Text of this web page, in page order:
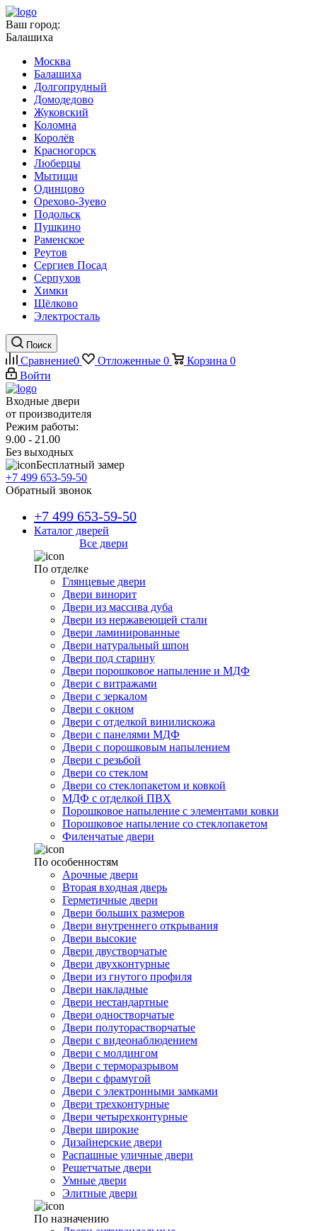
Ваш город:
Балашиха
Москва
Балашиха
Долгопрудный
Домодедово
Жуковский
Коломна
Королёв
Красногорск
Люберцы
Мытищи
Одинцово
Орехово-Зуево
Подольск
Пушкино
Раменское
Реутов
Сергиев Посад
Серпухов
Химки
Щёлково
Электросталь
Поиск
Сравнение0 Отложенные 0 Корзина 0
Войти
Входные двери
от производителя
Режим работы:
9.00 - 21.00
Без выходных
Бесплатный замер
+7 499 653-59-50
Обратный звонок
+7 499 653-59-50
Каталог дверей
Все двери
По отделке
Глянцевые двери
Двери винорит
Двери из массива дуба
Двери из нержавеющей стали
Двери ламинированные
Двери натуральный шпон
Двери под старину
Двери порошковое напыление и МДФ
Двери с витражами
Двери с зеркалом
Двери с окном
Двери с отделкой винилискожа
Двери с панелями МДФ
Двери с порошковым напылением
Двери с резьбой
Двери со стеклом
Двери со стеклопакетом и ковкой
МДФ с отделкой ПВХ
Порошковое напыление с элементами ковки
Порошковое напыление со стеклопакетом
Филенчатые двери
По особенностям
Арочные двери
Вторая входная дверь
Герметичные двери
Двери больших размеров
Двери внутреннего открывания
Двери высокие
Двери двустворчатые
Двери двухконтурные
Двери из гнутого профиля
Двери накладные
Двери нестандартные
Двери одностворчатые
Двери полуторастворчатые
Двери с видеонаблюдением
Двери с молдингом
Двери с терморазрывом
Двери с фрамугой
Двери с электронными замками
Двери трехконтурные
Двери четырехконтурные
Двери широкие
Дизайнерские двери
Распашные уличные двери
Решетчатые двери
Умные двери
Элитные двери
По назначению